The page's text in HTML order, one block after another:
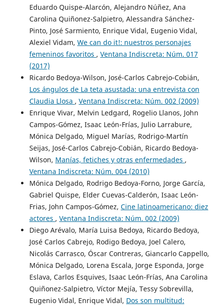
Eduardo Quispe-Alarcón, Alejandro Núñez, Ana
Carolina Quiñonez-Salpietro, Alessandra Sánchez-
Pinto, José Sarmiento, Enrique Vidal, Eugenio Vidal,
Alexiel Vidam, We can do it!: nuestros personajes
femeninos favoritos , Ventana Indiscreta: Núm. 017
(2017)
Ricardo Bedoya-Wilson, José-Carlos Cabrejo-Cobián,
Los ángulos de La teta asustada: una entrevista con
Claudia Llosa , Ventana Indiscreta: Núm. 002 (2009)
Enrique Vivar, Melvin Ledgard, Rogelio Llanos, John
Campos-Gómez, Isaac León-Frías, Julio Larrabure,
Mónica Delgado, Miguel Marías, Rodrigo-Martín
Seijas, José-Carlos Cabrejo-Cobián, Ricardo Bedoya-
Wilson, Manías, fetiches y otras enfermedades ,
Ventana Indiscreta: Núm. 004 (2010)
Mónica Delgado, Rodrigo Bedoya-Forno, Jorge García,
Gabriel Quispe, Elder Cuevas-Calderón, Isaac León-
Frias, John Campos-Gómez, Cine latinoamericano: diez
actores , Ventana Indiscreta: Núm. 002 (2009)
Diego Arévalo, María Luisa Bedoya, Ricardo Bedoya,
José Carlos Cabrejo, Rodigo Bedoya, Joel Calero,
Nicolás Carrasco, Óscar Contreras, Giancarlo Cappello,
Mónica Delgado, Lorena Escala, Jorge Esponda, Jorge
Eslava, Carlos Esquives, Isaac León-Frías, Ana Carolina
Quiñonez-Salpietro, Víctor Mejía, Tessy Sobrevilla,
Eugenio Vidal, Enrique Vidal, Dos son multitud: